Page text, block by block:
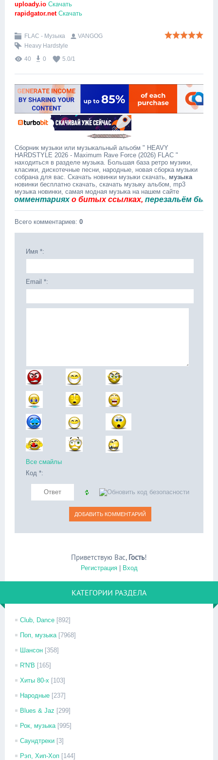
uploady.io Скачать
rapidgator.netСкачать
FLAC - Музыка
VANGOG
Heavy Hardstyle
40
0 5.0/1
Сборник музыки или музыкальный альобм " HEAVY
HARDSTYLE 2026 - Maximum Rave Force (2026) FLAC "
находиться в разделе музыка. Большая база ретро музики,
класики, дискотечные песни, народные, новая сборка музыки
собрана для вас. Скачать новинки музыки скачать, музыка
новинки бесплатно скачать, скачать музыку альбом, mp3
музыка новинки, самая модная музыка на нашем сайте
о битых ссылках,перезальём быстро.
Всего комментариев: 0
Имя *:
Email *:
Все смайлы
Код *:
Приветствую Вас, Гость!
Регистрация| Вход
КАТЕГОРИИ РАЗДЕЛА
Club, Dance [892]
Поп, музыка [7968]
Шансон [358]
R'N'B [165]
Хиты 80-х [103]
Народные [237]
Blues & Jaz [299]
Рок, музыка [995]
Саундтреки [3]
Рэп, Хип-Хоп [144]